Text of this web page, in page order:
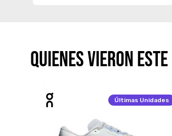
QUIENES VIERON
Últimas Unidades